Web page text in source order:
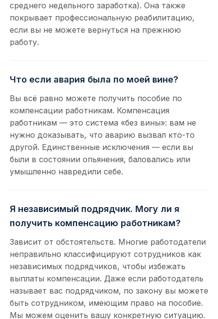
среднего недельного заработка). Она также
покрывает профессиональную реабилитацию,
если вы не можете вернуться на прежнюю
работу.
Что если авария была по моей вине?
Вы всё равно можете получить пособие по
компенсации работникам. Компенсация
работникам — это система «без вины»: вам не
нужно доказывать, что аварию вызвал кто-то
другой. Единственные исключения — если вы
были в состоянии опьянения, баловались или
умышленно навредили себе.
Я независимый подрядчик. Могу ли я
получить компенсацию работникам?
Зависит от обстоятельств. Многие работодатели
неправильно классифицируют сотрудников как
независимых подрядчиков, чтобы избежать
выплаты компенсации. Даже если работодатель
называет вас подрядчиком, по закону вы можете
быть сотрудником, имеющим право на пособие.
Мы можем оценить вашу конкретную ситуацию.